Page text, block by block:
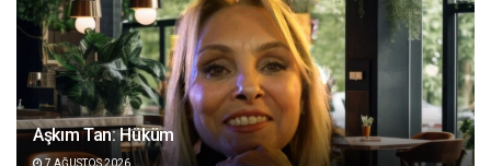
Aşkım Tan: Hüküm
7 AĞUSTOS 2026